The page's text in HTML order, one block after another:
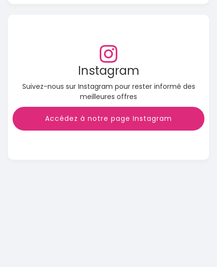
Instagram
Suivez-nous sur Instagram pour rester informé des
meilleures offres
Accédez à notre page Instagram